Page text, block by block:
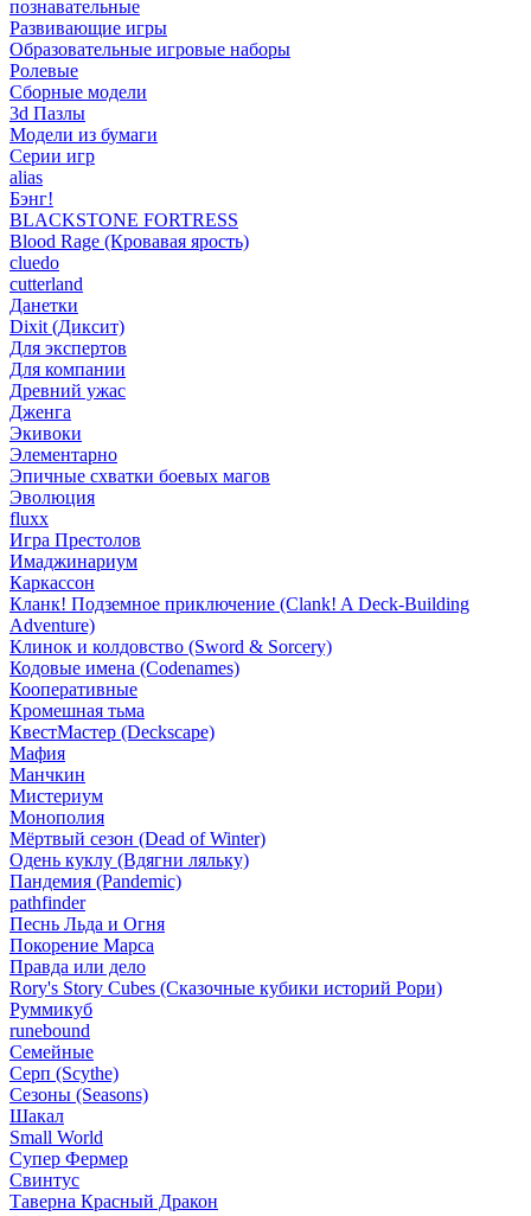
познавательные
Развивающие игры
Образовательные игровые наборы
Ролевые
Сборные модели
3d Пазлы
Модели из бумаги
Серии игр
alias
Бэнг!
BLACKSTONE FORTRESS
Blood Rage (Кровавая ярость)
cluedo
cutterland
Данетки
Dixit (Диксит)
Для экспертов
Для компании
Древний ужас
Дженга
Экивоки
Элементарно
Эпичные схватки боевых магов
Эволюция
fluxx
Игра Престолов
Имаджинариум
Каркассон
Кланк! Подземное приключение (Clank! A Deck-Building
Adventure)
Клинок и колдовство (Sword & Sorcery)
Кодовые имена (Codenames)
Кооперативные
Кромешная тьма
КвестМастер (Deckscape)
Мафия
Манчкин
Мистериум
Монополия
Мёртвый сезон (Dead of Winter)
Одень куклу (Вдягни ляльку)
Пандемия (Pandemic)
pathfinder
Песнь Льда и Огня
Покорение Марса
Правда или дело
Rory's Story Cubes (Сказочные кубики историй Рори)
Руммикуб
runebound
Семейные
Серп (Scythe)
Сезоны (Seasons)
Шакал
Small World
Супер Фермер
Свинтус
Таверна Красный Дракон